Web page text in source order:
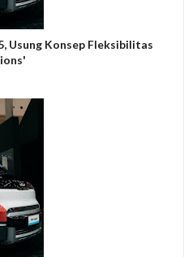
Usung Konsep Fleksibilitas